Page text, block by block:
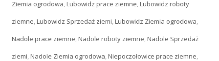
Ziemia ogrodowa,Lubowidz prace ziemne,Lubowidz roboty
ziemne,Lubowidz Sprzedaż ziemi,Lubowidz Ziemia ogrodowa,
Nadole prace ziemne,Nadole roboty ziemne,Nadole Sprzedaż
ziemi,Nadole Ziemia ogrodowa,Niepoczołowice prace ziemne,